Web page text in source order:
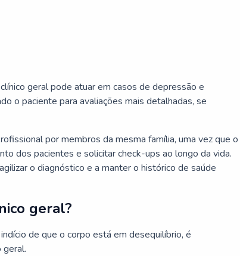
geral pode atuar em casos de depressão e
o paciente para avaliações mais detalhadas, se
por membros da mesma família, uma vez que o
dos pacientes e solicitar check-ups ao longo da vida.
o diagnóstico e a manter o histórico de saúde
geral?
de que o corpo está em desequilíbrio, é
geral.